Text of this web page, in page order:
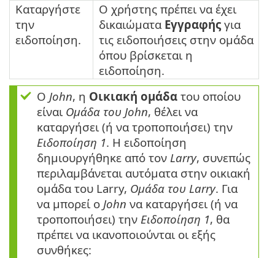
Καταργήστε
την
ειδοποίηση.
Ο χρήστης πρέπει να έχει
δικαιώματα Εγγραφής για
τις ειδοποιήσεις στην ομάδα
όπου βρίσκεται η
ειδοποίηση.
Ο John, η Οικιακή ομάδα του οποίου
είναι Ομάδα του John, θέλει να
καταργήσει (ή να τροποποιήσει) την
Ειδοποίηση 1. Η ειδοποίηση
δημιουργήθηκε από τον Larry, συνεπώς
περιλαμβάνεται αυτόματα στην οικιακή
ομάδα του Larry, Ομάδα του Larry. Για
να μπορεί ο John να καταργήσει (ή να
τροποποιήσει) την Ειδοποίηση 1, θα
πρέπει να ικανοποιούνται οι εξής
συνθήκες: